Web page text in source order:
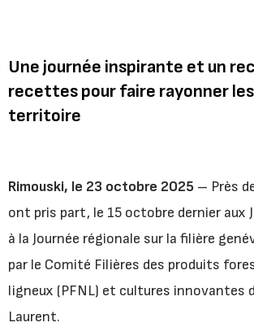
Une journée inspirante et un
recettes pour faire rayonner
territoire
Rimouski, le 23 octobre 2025 – Près
ont pris part, le 15 octobre dernier aux
à la Journée régionale sur la filière
par le Comité Filières des produits
ligneux (PFNL) et cultures innovantes
Laurent.